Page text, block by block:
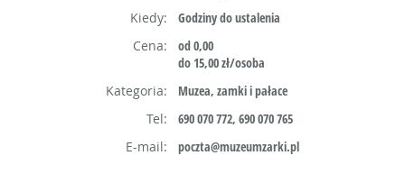
Kiedy:
Godziny do ustalenia
Cena:
od 0,00
do 15,00 zł/osoba
Kategoria:
Muzea, zamki i pałace
Tel:
690 070 772, 690 070 765
E-mail:
poczta@muzeumzarki.pl